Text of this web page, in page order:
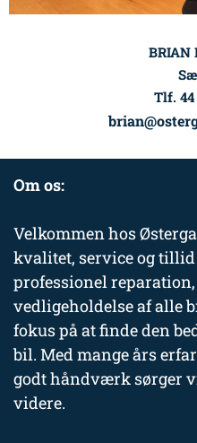
BRIAN
Tlf. 44
Om os:
Velkommen hos
kvalitet, service og
professionel
vedligeholdelse af alle
fokus på at finde den
bil. Med mange års
godt håndværk sørger
videre.